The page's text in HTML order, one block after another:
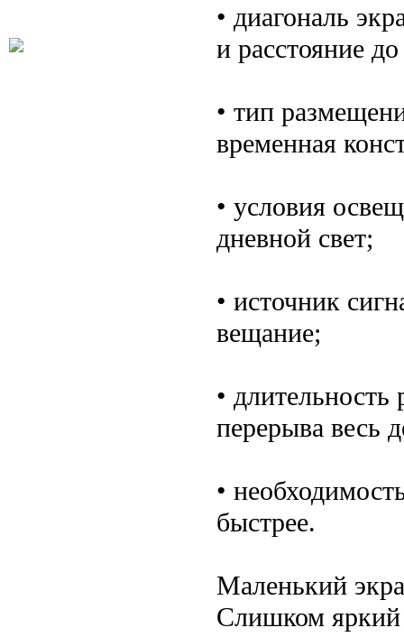
• диагональ
и расстояние
• тип
временная
• условия
дневной свет;
• источник
вещание;
•
перерыва весь
•
быстрее.
Маленький
Слишком яркий